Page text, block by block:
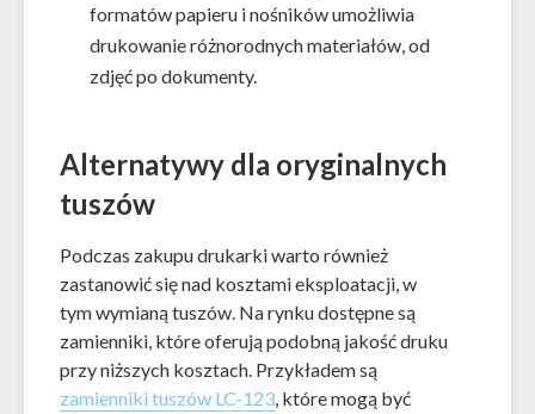
formatów papieru i nośników umożliwia
drukowanie różnorodnych materiałów, od
zdjęć po dokumenty.
Alternatywy dla oryginalnych
tuszów
Podczas zakupu drukarki warto również
zastanowić się nad kosztami eksploatacji, w
tym wymianą tuszów. Na rynku dostępne są
zamienniki, które oferują podobną jakość druku
przy niższych kosztach. Przykładem są
zamienniki tuszów LC-123, które mogą być